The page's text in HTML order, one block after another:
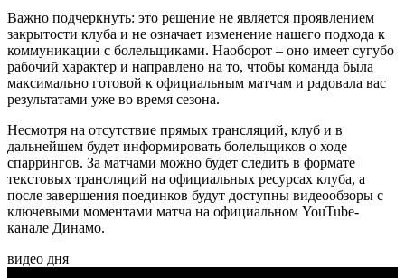
Важно подчеркнуть: это решение не является проявлением
закрытости клуба и не означает изменение нашего подхода к
коммуникации с болельщиками. Наоборот – оно имеет сугубо
рабочий характер и направлено на то, чтобы команда была
максимально готовой к официальным матчам и радовала вас
результатами уже во время сезона.
Несмотря на отсутствие прямых трансляций, клуб и в
дальнейшем будет информировать болельщиков о ходе
спаррингов. За матчами можно будет следить в формате
текстовых трансляций на официальных ресурсах клуба, а
после завершения поединков будут доступны видеообзоры с
ключевыми моментами матча на официальном YouTube-
канале Динамо.
видео дня